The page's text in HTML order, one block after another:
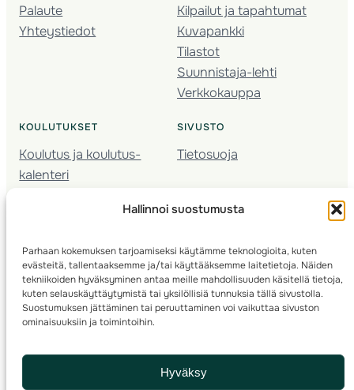
Hallinnoi suostumusta
Parhaan kokemuksen tarjoamiseksi käytämme teknologioita, kuten
evästeitä, tallentaaksemme ja/tai käyttääksemme laitetietoja. Näiden
tekniikoiden hyväksyminen antaa meille mahdollisuuden käsitellä tietoja,
kuten selauskäyttäytymistä tai yksilöllisiä tunnuksia tällä sivustolla.
Suostumuksen jättäminen tai peruuttaminen voi vaikuttaa sivuston
ominaisuuksiin ja toimintoihin.
Hyväksy
Palaute
Yhteystiedot
Kilpailut ja tapahtumat
Kuvapankki
Tilastot
Suunnistaja-lehti
Verkkokauppa
KOULUTUKSET
Koulutus ja koulutus­
kalenteri
Seura­kehittäminen
Kartoitus
Ratamestari
SIVUSTO
Tietosuoja
© 2025 ·Suomen Suunnistusliitto· Valimotie 10, 00380 Helsinki, Finland
info(a)suunnistusliitto.fi,Rastilipun asiat: rastilippu(a)suunnistusliitto.fi